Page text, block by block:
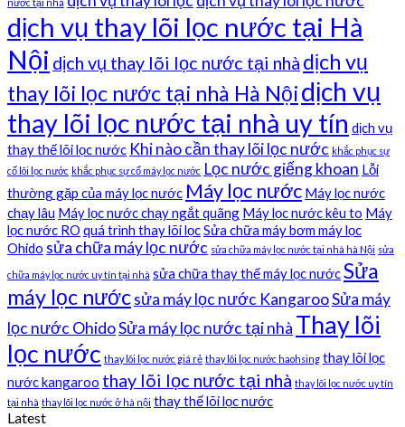
dịch vụ thay lõi lọc nước tại Hà
Nội dịch vụ thay lõi lọc nước tại nhà dịch vụ
thay lõi lọc nước tại nhà Hà Nộidịch vụ
thay lõi lọc nước tại nhà uy tín dịch vụ
thay thế lõi lọc nước Khi nào cần thay lõi lọc nước khắc phục sự
cố lõi lọc nước khắc phục sự cố máy lọc nước Lọc nước giếng khoan Lỗi
thường gặp của máy lọc nước Máy lọc nước Máy lọc nước
chạy lâu Máy lọc nước chạy ngắt quãng Máy lọc nước kêu to Máy
lọc nước RO quá trình thay lõi lọcSửa chữa máy bơm máy lọc
Ohido sửa chữa máy lọc nước sửa chữa máy lọc nước tại nhà hà Nội sửa
chữa máy lọc nước uy tín tại nhà sửa chữa thay thế máy lọc nướcSửa
máy lọc nướcsửa máy lọc nước KangarooSửa máy
lọc nước OhidoSửa máy lọc nước tại nhà Thay lõi
lọc nước thay lõi lọc nước giá rẻ thay lõi lọc nước haohsing thay lõi lọc
nước kangaroo thay lõi lọc nước tại nhà thay lõi lọc nước uy tín
tại nhà thay lõi lọc nước ở hà nội thay thế lõi lọc nước
Latest